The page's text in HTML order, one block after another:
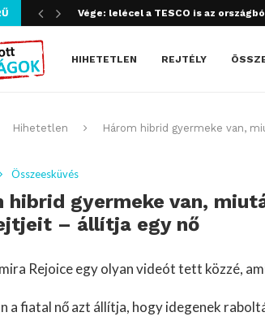
Szijjártó bűncselekményt követett
HIHETETLEN REJTÉLY
Hihetetlen Három hibrid gyermeke van,
Összeesküvés
hibrid gyermeke van,
– állítja egy nő
Rejoice egy olyan videót tett közzé,
a fiatal nő azt állítja, hogy idegenek